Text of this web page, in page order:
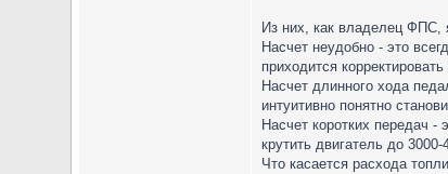
Из них, как владелец ФПС,
Насчет неудобно - это
приходится
Насчет длинного хода
интуитивно понятно
Насчет коротких передач -
крутить двигатель до
Что касается расхода